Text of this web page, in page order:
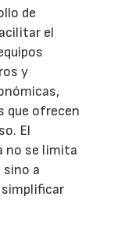
de
el
y
que ofrecen
El
no se limita
a
simplificar